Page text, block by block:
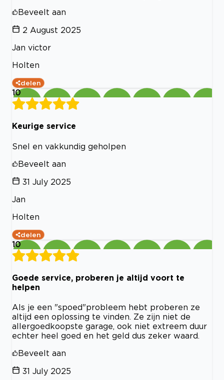
Beveelt aan
2 August 2025
Jan victor
Holten
delen
10
Keurige service
Snel en vakkundig geholpen
Beveelt aan
31 July 2025
Jan
Holten
delen
10
Goede service, proberen je altijd voort te
helpen
Als je een "spoed"probleem hebt proberen ze
altijd een oplossing te vinden. Ze zijn niet de
allergoedkoopste garage, ook niet extreem duur
echter heel goed en het geld dus zeker waard.
Beveelt aan
31 July 2025